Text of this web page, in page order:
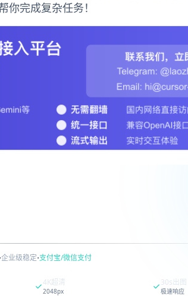
完成复杂任务！
·企业级稳定·支付宝/微信支付
4K超清
2048px
30s出图
极速响应